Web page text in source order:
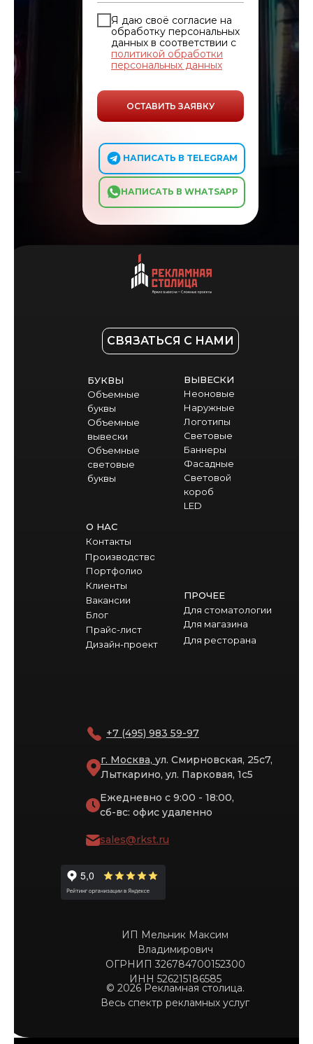
Я даю своё согласие на
обработку персональных
данных в соответствии с
политикой обработки
персональных данных
ОСТАВИТЬ ЗАЯВКУ
СВЯЗАТЬСЯ С НАМИ
БУКВЫ
Объемные
буквы
Объемные
вывески
Объемные
световые
буквы
ВЫВЕСКИ
Неоновые
Наружные
Логотипы
Световые
Баннеры
Фасадные
Световой
короб
LED
ПРОЧЕЕ
Для стоматологии
Для магазина
Для ресторана
О НАС
Контакты
Производство
Портфолио
Клиенты
Вакансии
Блог
Прайс-лист
Дизайн-проект
⠀ ⠀ НАПИСАТЬ В TELEGRAM
© 2026 Рекламная столица.
Весь спектр рекламных услуг
ИП Мельник Максим
Владимирович
ОГРНИП 326784700152300
ИНН 526215186585
г. Москва, ул. Смирновская, 25с7,
Лыткарино, ул. Парковая, 1с5
Ежедневно с 9:00 - 18:00,
сб-вс: офис удаленно
sales@rkst.ru
+7 (495) 983 59-97
⠀ ⠀НАПИСАТЬ В WHATSAPP